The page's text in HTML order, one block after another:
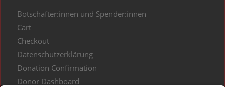
Botschafter:innen und Spender:innen
Cart
Checkout
Datenschutzerklärung
Donation Confirmation
Donor Dashboard